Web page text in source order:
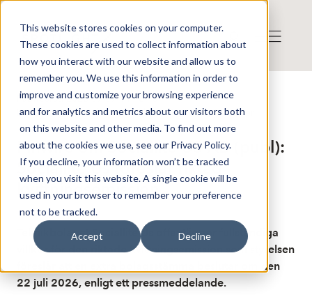
This website stores cookies on your computer.
These cookies are used to collect information about
how you interact with our website and allow us to
remember you. We use this information in order to
improve and customize your browsing experience
and for analytics and metrics about our visitors both
on this website and other media. To find out more
about the cookies we use, see our Privacy Policy.
If you decline, your information won’t be tracked
when you visit this website. A single cookie will be
used in your browser to remember your preference
not to be tracked.
Accept Decline
Publicerat: 2026-07-07 14:16:15
Detta är en nyhet från nyhetsbyrån FinwireDisclaimer
Finwire om Sociallite US AB (publ):
Sociallite Us föreslår riktad
kvittningsemission
Teknikbolaget Sociallite Us offentliggör fullständiga
villkor för den riktade kvittningsemission som styrelsen
föreslår att en extra bolagsstämma beslutar om den
22 juli 2026, enligt ett pressmeddelande.